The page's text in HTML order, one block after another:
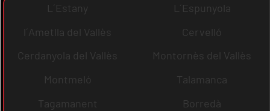
L´Estany
L´Espunyola
l´Ametlla del Vallès
Cervelló
Cerdanyola del Vallès
Montornès del Vallès
Montmeló
Talamanca
Tagamanent
Borredà